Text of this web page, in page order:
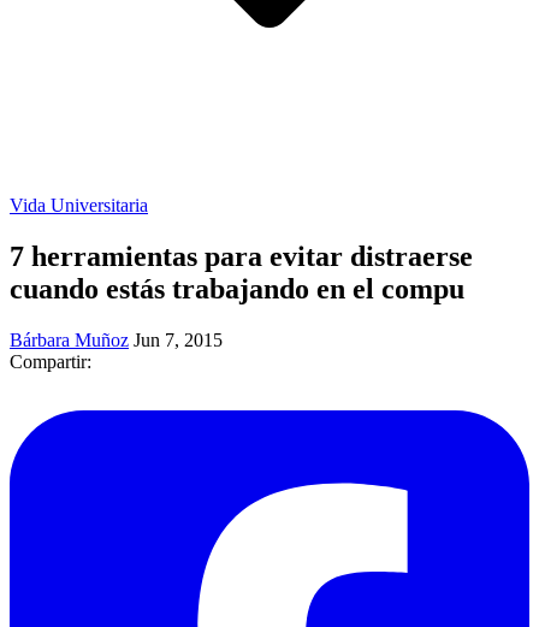
Vida Universitaria
7 herramientas para evitar distraerse
cuando estás trabajando en el compu
Bárbara Muñoz Jun 7, 2015
Compartir: